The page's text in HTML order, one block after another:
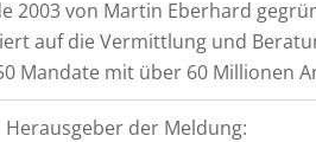
2003 von Martin Eberhard
auf die Vermittlung und
Mandate mit über 60 Millionen
der Meldung: